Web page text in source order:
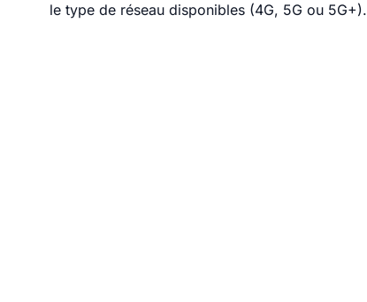
le type de réseau disponibles (4G, 5G ou 5G+).